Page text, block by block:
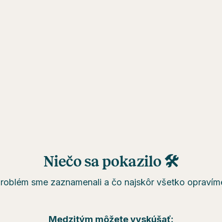
Niečo sa pokazilo 🛠
sme zaznamenali a čo najskôr všetko
Medzitým môžete vyskúšať: